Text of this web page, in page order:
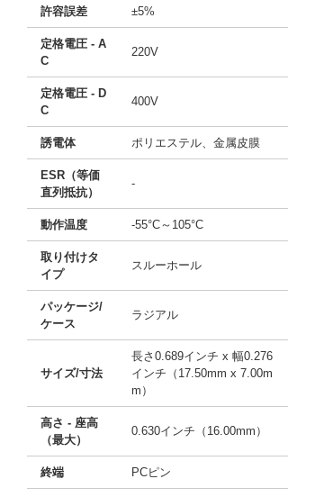
許容誤差 ±5%
定格電圧 - A
C
220V
定格電圧 - D
C
400V
誘電体 ポリエステル、金属皮膜
ESR（等価
直列抵抗）
-
動作温度 -55°C～105°C
取り付けタ
イプ
スルーホール
パッケージ/
ケース
ラジアル
サイズ/寸法
長さ0.689インチ x 幅0.276
インチ（17.50mm x 7.00m
m）
高さ - 座高
（最大）
0.630インチ（16.00mm）
終端 PCピン